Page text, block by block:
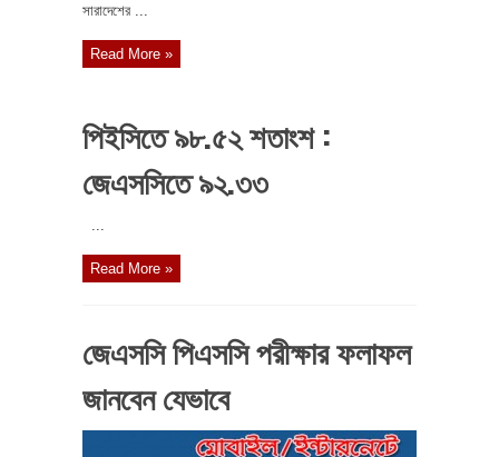
সারাদেশের ...
Read More »
পিইসিতে ৯৮.৫২ শতাংশ :
জেএসসিতে ৯২.৩৩
Read More »
জেএসসি পিএসসি পরীক্ষার ফলাফল
জানবেন যেভাবে